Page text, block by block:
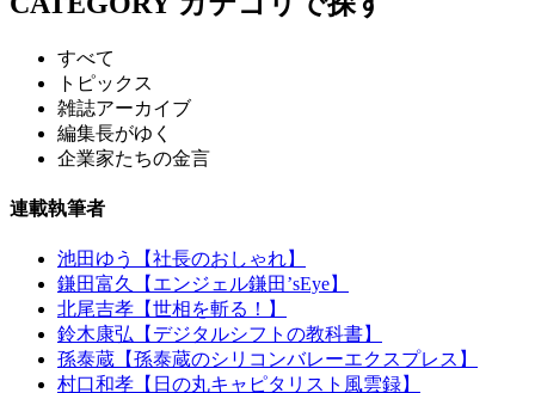
すべて
トピックス
雑誌アーカイブ
編集長がゆく
企業家たちの金言
連載執筆者
池田ゆう【社長のおしゃれ】
鎌田富久【エンジェル鎌田’sEye】
北尾吉孝【世相を斬る！】
鈴木康弘【デジタルシフトの教科書】
孫泰蔵【孫泰蔵のシリコンバレーエクスプレス】
村口和孝【日の丸キャピタリスト風雲録】